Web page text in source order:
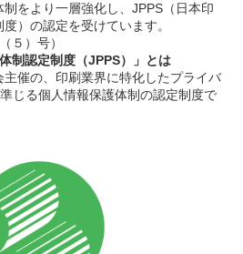
をより一層強化し、JPPS（日本印
）の認定を受けています。
５）号）
制認定制度（JPPS）」とは
催の、印刷業界に特化したプライバ
じる個人情報保護体制の認定制度で